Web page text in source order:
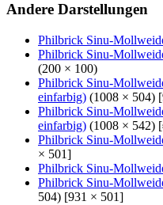
Andere Darstellungen
Philbrick Sinu-
Philbrick Sinu-
(200 × 100)
Philbrick Sinu-
einfarbig) (1008 × 504)
Philbrick Sinu-
einfarbig) (1008 × 542)
Philbrick Sinu-
× 501]
Philbrick Sinu-
Philbrick Sinu-
504) [931 × 501]